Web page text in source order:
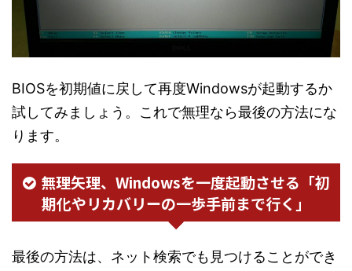
BIOSを初期値に戻して再度Windowsが起動するか
試してみましょう。これで無理なら最後の方法にな
ります。
無理矢理、Windowsを一度起動させる「初
期化やリカバリーの一歩手前まで行く」
最後の方法は、ネット検索でも見つけることができ